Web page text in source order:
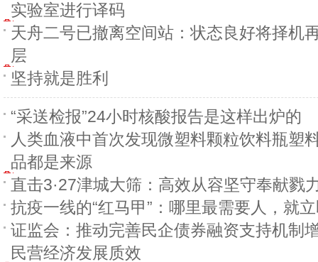
实验室进行译码
天舟二号已撤离空间站：状态良好将择机
层
坚持就是胜利
“采送检报”24小时核酸报告是这样出炉的
人类血液中首次发现微塑料颗粒饮料瓶塑
品都是来源
直击3·27津城大筛：高效从容坚守奉献戮
抗疫一线的“红马甲”：哪里最需要人，就
证监会：推动完善民企债券融资支持机制
民营经济发展质效